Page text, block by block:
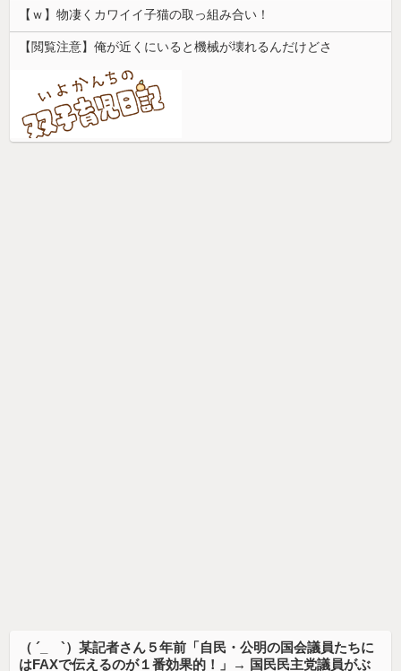
【ｗ】物凄くカワイイ子猫の取っ組み合い！
【閲覧注意】俺が近くにいると機械が壊れるんだけどさ
（ ´_ゝ`）某記者さん５年前「自民・公明の国会議員たちに
はFAXで伝えるのが１番効果的！」→ 国民民主党議員がぶ